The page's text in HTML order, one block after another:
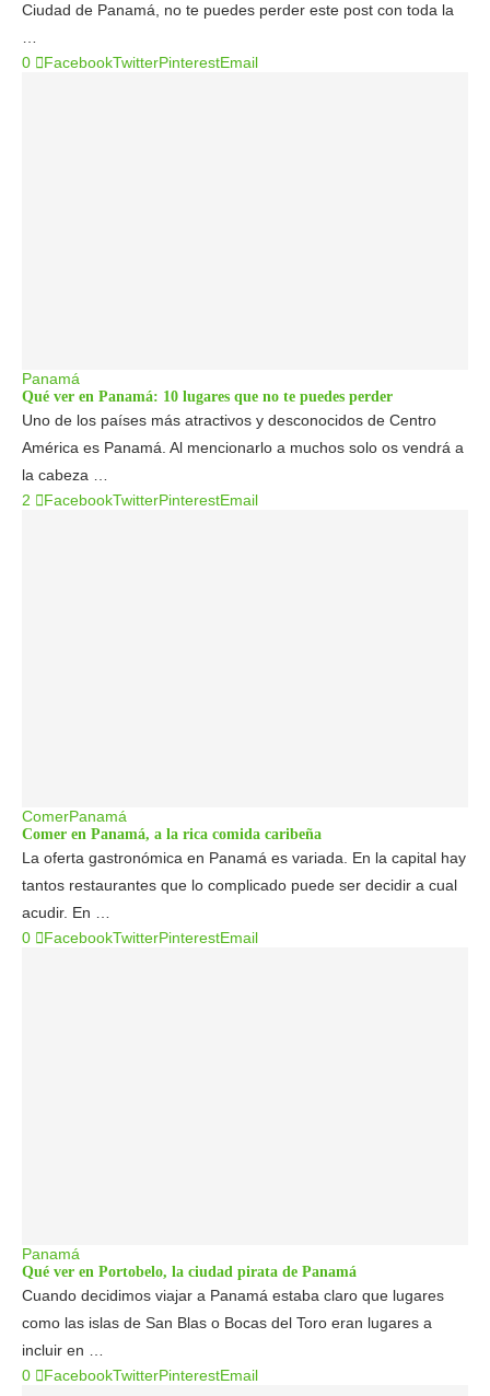
Ciudad de Panamá, no te puedes perder este post con toda la
0
FacebookTwitterPinterestEmail
Panamá
Qué ver en Panamá: 10 lugares que no te puedes perder
Uno de los países más atractivos y desconocidos de Centro
América es Panamá. Al mencionarlo a muchos solo os vendrá a
la cabeza …
2
FacebookTwitterPinterestEmail
ComerPanamá
Comer en Panamá, a la rica comida caribeña
La oferta gastronómica en Panamá es variada. En la capital hay
tantos restaurantes que lo complicado puede ser decidir a cual
acudir. En …
0
FacebookTwitterPinterestEmail
Panamá
Qué ver en Portobelo, la ciudad pirata de Panamá
Cuando decidimos viajar a Panamá estaba claro que lugares
como las islas de San Blas o Bocas del Toro eran lugares a
incluir en …
0
FacebookTwitterPinterestEmail